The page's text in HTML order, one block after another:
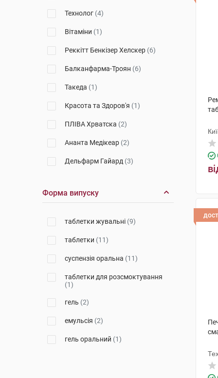
Технолог (4)
Вітаміни (1)
Реккітт Бенкізер Хелскер (6)
Балканфарма-Троян (6)
Такеда (1)
Красота та Здоров'я (1)
ПЛІВА Хрватска (2)
Ананта Медікеар (2)
Дельфарм Гайард (3)
Еліксир(1)
(1)
Ербозета (1)
Форма випуску
таблетки жувальні (9)
таблетки (11)
суспензія оральна (11)
таблетки для розсмоктування
(1)
гель (2)
емульсія (2)
гель оральний (1)